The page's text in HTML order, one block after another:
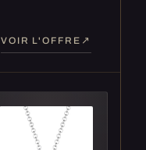
VOIR L'OFFRE